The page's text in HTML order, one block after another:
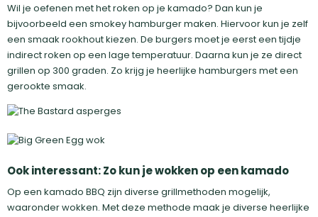
Wil je oefenen met het roken op je kamado? Dan kun je
bijvoorbeeld een smokey hamburger maken. Hiervoor kun je zelf
een smaak rookhout kiezen. De burgers moet je eerst een tijdje
indirect roken op een lage temperatuur. Daarna kun je ze direct
grillen op 300 graden. Zo krijg je heerlijke hamburgers met een
gerookte smaak.
Ook interessant: Zo kun je wokken op een kamado
Op een kamado BBQ zijn diverse grillmethoden mogelijk,
waaronder wokken. Met deze methode maak je diverse heerlijke